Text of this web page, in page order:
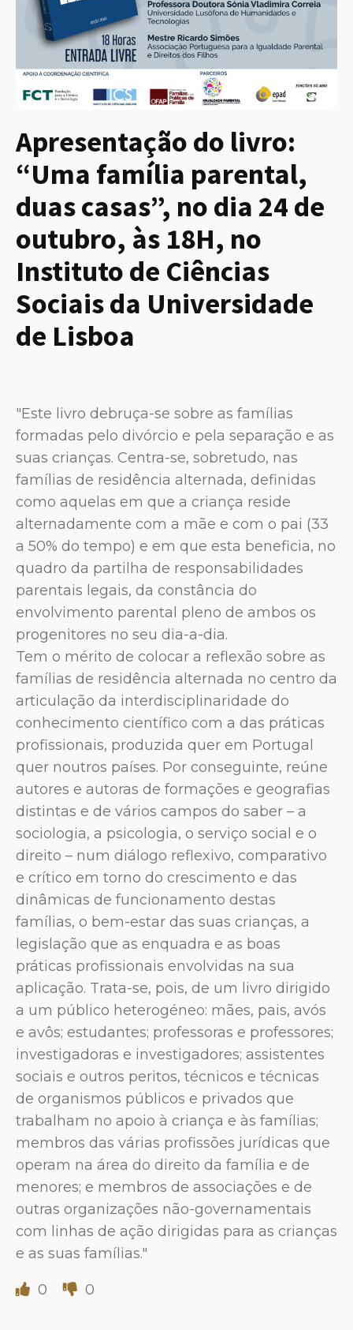
Apresentação do livro:
“Uma família parental,
duas casas”, no dia 24 de
outubro, às 18H, no
Instituto de Ciências
Sociais da Universidade
de Lisboa
"Este livro debruça-se sobre as famílias
formadas pelo divórcio e pela separação e as
suas crianças. Centra-se, sobretudo, nas
famílias de residência alternada, definidas
como aquelas em que a criança reside
alternadamente com a mãe e com o pai (33
a 50% do tempo) e em que esta beneficia, no
quadro da partilha de responsabilidades
parentais legais, da constância do
envolvimento parental pleno de ambos os
progenitores no seu dia-a-dia.
Tem o mérito de colocar a reflexão sobre as
famílias de residência alternada no centro da
articulação da interdisciplinaridade do
conhecimento científico com a das práticas
profissionais, produzida quer em Portugal
quer noutros países. Por conseguinte, reúne
autores e autoras de formações e geografias
distintas e de vários campos do saber – a
sociologia, a psicologia, o serviço social e o
direito – num diálogo reflexivo, comparativo
e crítico em torno do crescimento e das
dinâmicas de funcionamento destas
famílias, o bem-estar das suas crianças, a
legislação que as enquadra e as boas
práticas profissionais envolvidas na sua
aplicação. Trata-se, pois, de um livro dirigido
a um público heterogéneo: mães, pais, avós
e avôs; estudantes; professoras e professores;
investigadoras e investigadores; assistentes
sociais e outros peritos, técnicos e técnicas
de organismos públicos e privados que
trabalham no apoio à criança e às famílias;
membros das várias profissões jurídicas que
operam na área do direito da família e de
menores; e membros de associações e de
outras organizações não-governamentais
com linhas de ação dirigidas para as crianças
e as suas famílias."
0 0